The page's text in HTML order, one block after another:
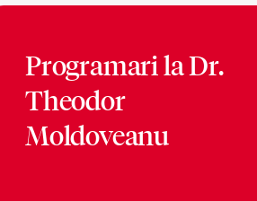
Programari laDr.
Theodor
Moldoveanu